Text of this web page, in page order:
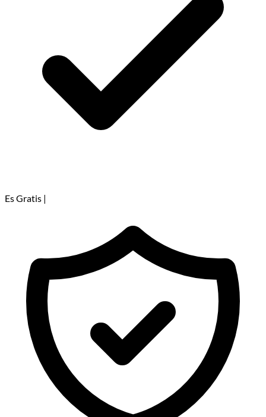
Es Gratis |